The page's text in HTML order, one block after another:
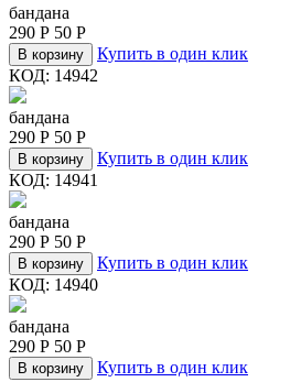
бандана
290 Р 50 Р
В корзину
Купить в один клик
КОД: 14942
бандана
290 Р 50 Р
В корзину
Купить в один клик
КОД: 14941
бандана
290 Р 50 Р
В корзину
Купить в один клик
КОД: 14940
бандана
290 Р 50 Р
В корзину
Купить в один клик